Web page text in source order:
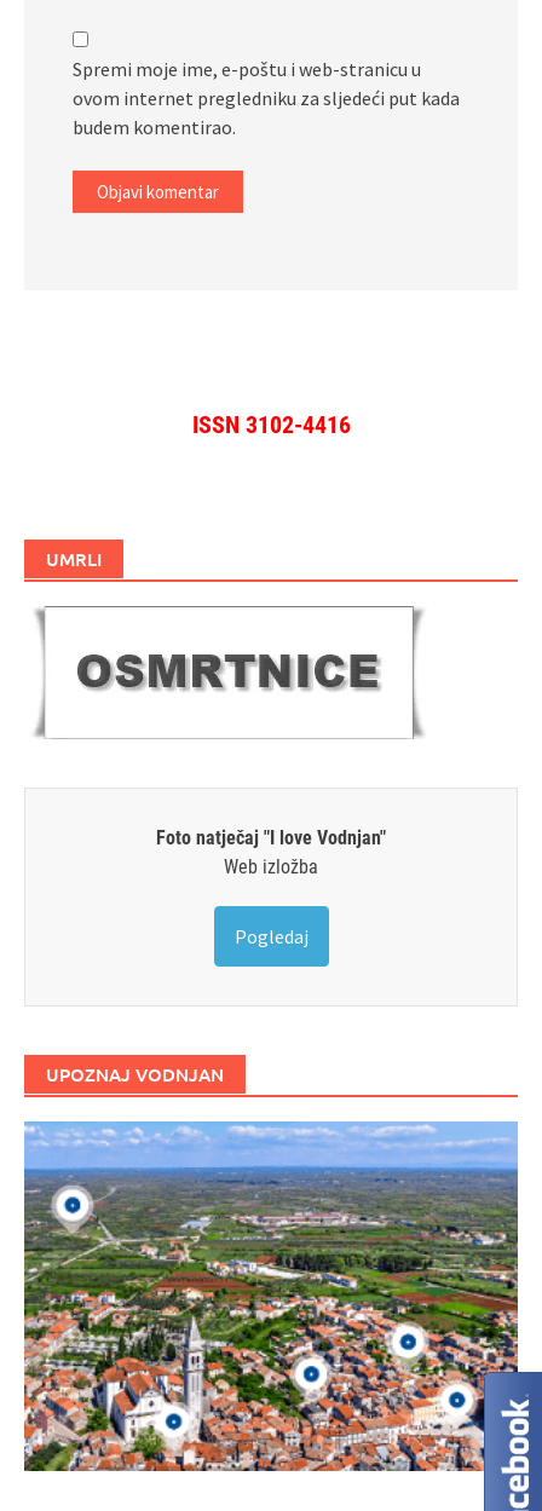
Spremi moje ime, e-poštu i web-stranicu u
ovom internet pregledniku za sljedeći put kada
budem komentirao.
ISSN 3102-4416
UMRLI
Foto natječaj "I love Vodnjan"
Web izložba
Pogledaj
UPOZNAJ VODNJAN